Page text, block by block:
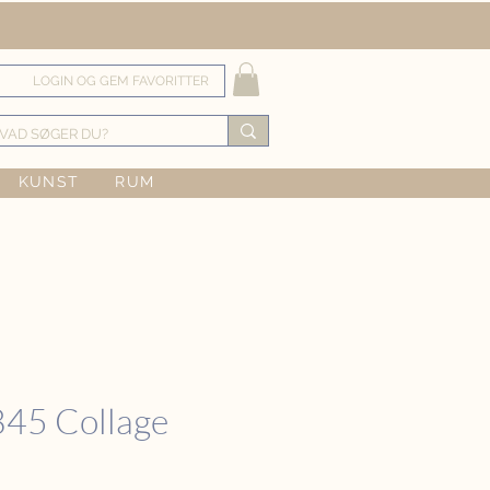
LOGIN OG GEM FAVORITTER
KUNST RUM
Collage